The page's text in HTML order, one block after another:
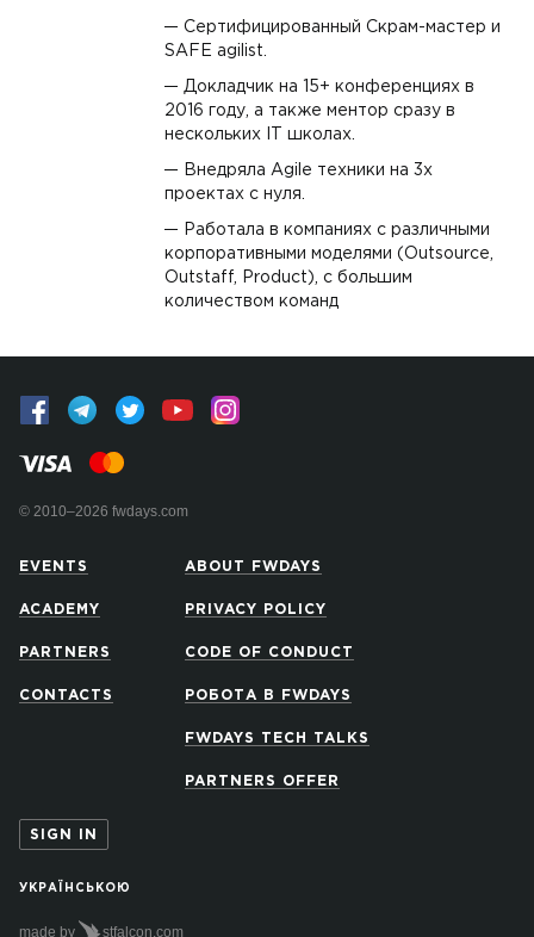
Сертифицированный Скрам-мастер и
SAFE agilist.
Докладчик на 15+ конференциях в
2016 году, а также ментор сразу в
нескольких IT школах.
Внедряла Agile техники на 3х
проектах с нуля.
Работала в компаниях с различными
корпоративными моделями (Outsource,
Outstaff, Product), с большим
количеством команд
© 2010–2026 fwdays.com
EVENTS
ACADEMY
PARTNERS
CONTACTS
ABOUT FWDAYS
PRIVACY POLICY
CODE OF CONDUCT
РОБОТА В FWDAYS
FWDAYS TECH TALKS
PARTNERS OFFER
SIGN IN
УКРАЇНСЬКОЮ
made by stfalcon.com